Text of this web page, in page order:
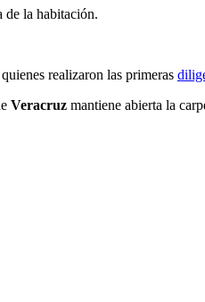
de la habitación.
realizaron las primeras
Veracruz mantiene abierta la